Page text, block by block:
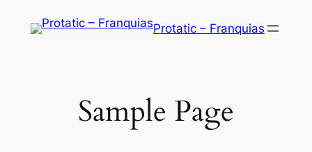
Protatic – Franquias
Sample Page